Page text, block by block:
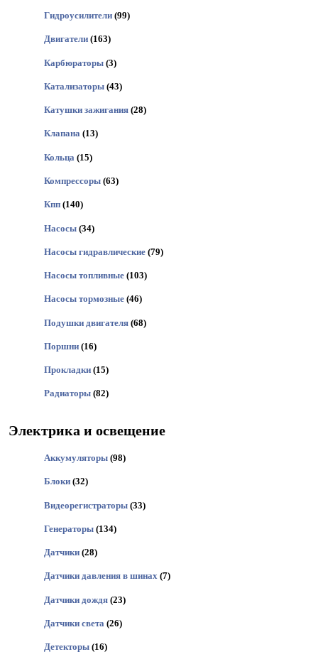
Гидроусилители (99)
Двигатели (163)
Карбюраторы (3)
Катализаторы (43)
Катушки зажигания (28)
Клапана (13)
Кольца (15)
Компрессоры (63)
Кпп (140)
Насосы (34)
Насосы гидравлические (79)
Насосы топливные (103)
Насосы тормозные (46)
Подушки двигателя (68)
Поршни (16)
Прокладки (15)
Радиаторы (82)
Электрика и освещение
Аккумуляторы (98)
Блоки (32)
Видеорегистраторы (33)
Генераторы (134)
Датчики (28)
Датчики давления в шинах (7)
Датчики дождя (23)
Датчики света (26)
Детекторы (16)